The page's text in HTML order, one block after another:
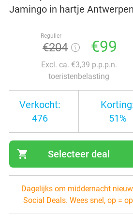
Jamingo in hartje Antwerpen
Regulier
€204 €99
Excl. ca. €3,39 p.p.p.n.
toeristenbelasting
Verkocht:
476
51%
shopping_cart Selecteer deal
Dagelijks om middernacht
Social Deals. Wees snel, op =